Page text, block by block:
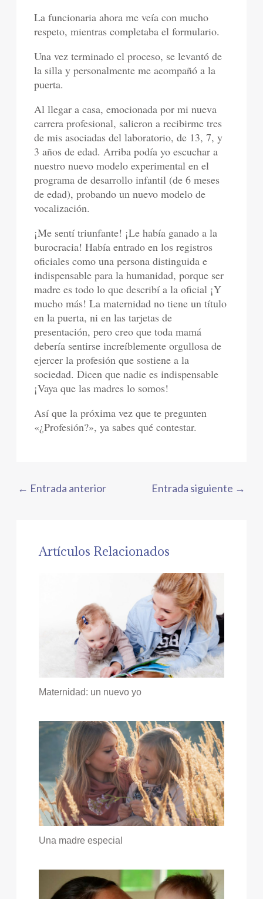
La funcionaria ahora me veía con mucho
respeto, mientras completaba el formulario.
Una vez terminado el proceso, se levantó de
la silla y personalmente me acompañó a la
puerta.
Al llegar a casa, emocionada por mi nueva
carrera profesional, salieron a recibirme tres
de mis asociadas del laboratorio, de 13, 7, y
3 años de edad. Arriba podía yo escuchar a
nuestro nuevo modelo experimental en el
programa de desarrollo infantil (de 6 meses
de edad), probando un nuevo modelo de
vocalización.
¡Me sentí triunfante! ¡Le había ganado a la
burocracia! Había entrado en los registros
oficiales como una persona distinguida e
indispensable para la humanidad, porque ser
madre es todo lo que describí a la oficial ¡Y
mucho más! La maternidad no tiene un título
en la puerta, ni en las tarjetas de
presentación, pero creo que toda mamá
debería sentirse increíblemente orgullosa de
ejercer la profesión que sostiene a la
sociedad. Dicen que nadie es indispensable
¡Vaya que las madres lo somos!
Así que la próxima vez que te pregunten
«¿Profesión?», ya sabes qué contestar.
← Entrada anterior Entrada siguiente →
Artículos Relacionados
Maternidad: un nuevo yo
Una madre especial